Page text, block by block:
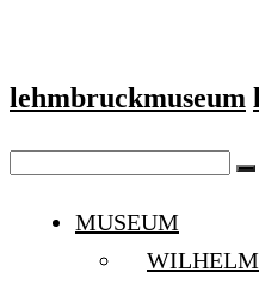
lehmbruckmuseum
MUSEUM